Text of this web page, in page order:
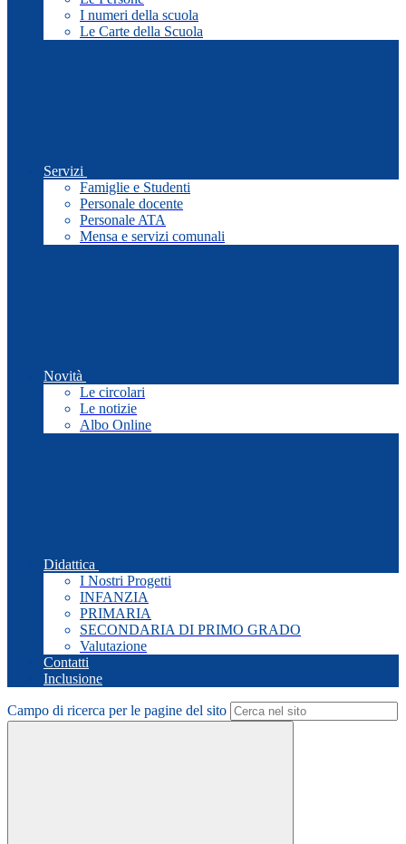
I numeri della scuola
Le Carte della Scuola
Servizi
Famiglie e Studenti
Personale docente
Personale ATA
Mensa e servizi comunali
Novità
Le circolari
Le notizie
Albo Online
Didattica
I Nostri Progetti
INFANZIA
PRIMARIA
SECONDARIA DI PRIMO GRADO
Valutazione
Contatti
Inclusione
Campo di ricerca per le pagine del sito